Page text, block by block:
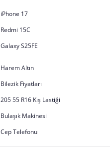
iPhone 17
Redmi 15C
Galaxy S25FE
Harem Altın
Bilezik Fiyatları
205 55 R16 Kış Lastiği
Bulaşık Makinesi
Cep Telefonu